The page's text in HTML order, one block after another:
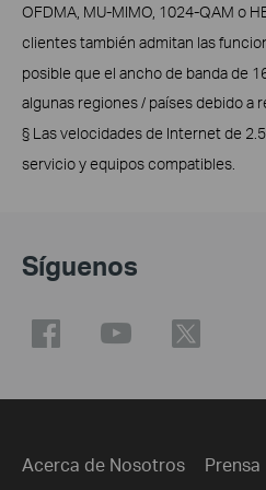
OFDMA, MU-MIMO, 1024-QAM o
clientes también admitan las
posible que el ancho de banda de
algunas regiones / países debido a
§ Las velocidades de Internet de
servicio y equipos compatibles.
Síguenos
Acerca de Nosotros Prensa